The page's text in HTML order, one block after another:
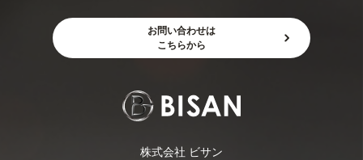
お問い合わせは
こちらから
株式会社 ビサン